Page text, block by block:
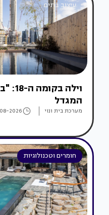
עיצוב בתים
וילה
המגדל
מערכת בית ונוי 2026
חומרים וטכנולוגיות